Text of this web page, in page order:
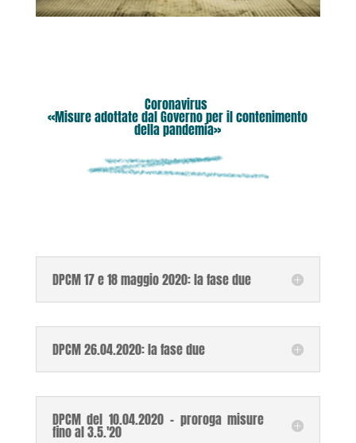
Coronavirus
«Misure adottate dal Governo per il contenimento
della pandemia»
DPCM 17 e 18 maggio 2020: la fase due
DPCM 26.04.2020: la fase due
DPCM del 10.04.2020 - proroga misure
fino al 3.5.'20